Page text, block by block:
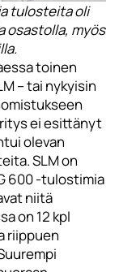
tulosteita oli
osastolla, myös
toinen
– tai nykyisin
ei esittänyt
olevan
SLM on
600 -tulostimia
niitä
on 12 kpl
riippuen